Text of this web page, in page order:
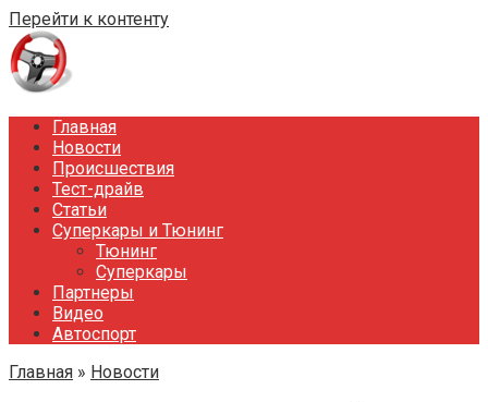
Перейти к контенту
Главная
Новости
Происшествия
Тест-драйв
Статьи
Суперкары и Тюнинг
Тюнинг
Суперкары
Партнеры
Видео
Автоспорт
Главная » Новости